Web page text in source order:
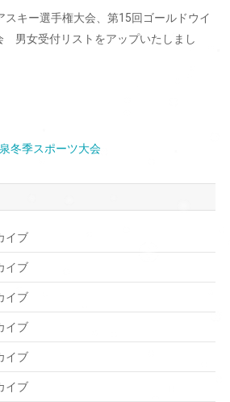
スキー選手権大会、第15回ゴールドウイ
男女受付リストをアップいたしまし
冬季スポーツ大会
イブ
イブ
イブ
イブ
イブ
イブ